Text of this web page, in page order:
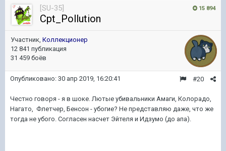
15 894
[SU-35]
Cpt_Pollution
Участник, Коллекционер
12 841 публикация
31 459 боёв
#20
Опубликовано: 30 апр 2019, 16:20:41
Честно говоря - я в шоке. Лютые убивальники Амаги, Колорадо,
Нагато, Флетчер, Бенсон - убогие? Не представляю даже, что же
тогда не убого. Согласен насчет Эйтеля и Идзумо (до апа).